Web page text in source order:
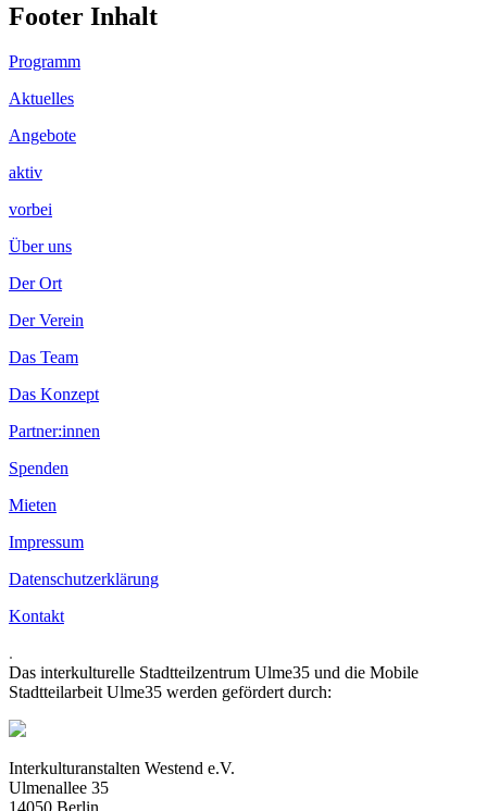
Footer Inhalt
Programm
Aktuelles
Angebote
aktiv
vorbei
Über uns
Der Ort
Der Verein
Das Team
Das Konzept
Partner:innen
Spenden
Mieten
Impressum
Datenschutzerklärung
Kontakt
.
Das interkulturelle Stadtteilzentrum Ulme35 und die Mobile
Stadtteilarbeit Ulme35 werden gefördert durch:
Interkulturanstalten Westend e.V.
Ulmenallee 35